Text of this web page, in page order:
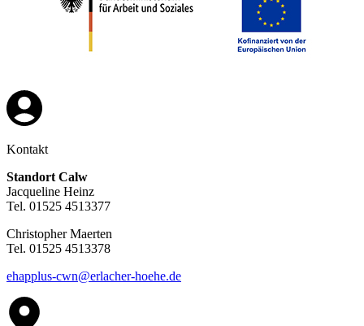
Kontakt
Standort Calw
Jacqueline Heinz
Tel. 01525 4513377
Christopher Maerten
Tel. 01525 4513378
ehapplus-cwn@erlacher-hoehe.de